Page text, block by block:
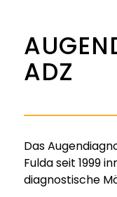
ADZ
Das
Fulda seit 1999
diagnostische